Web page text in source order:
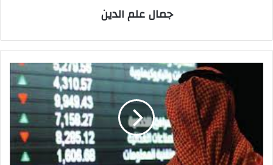
جمال علم الدين
مستهل
تداولات
الأحد..